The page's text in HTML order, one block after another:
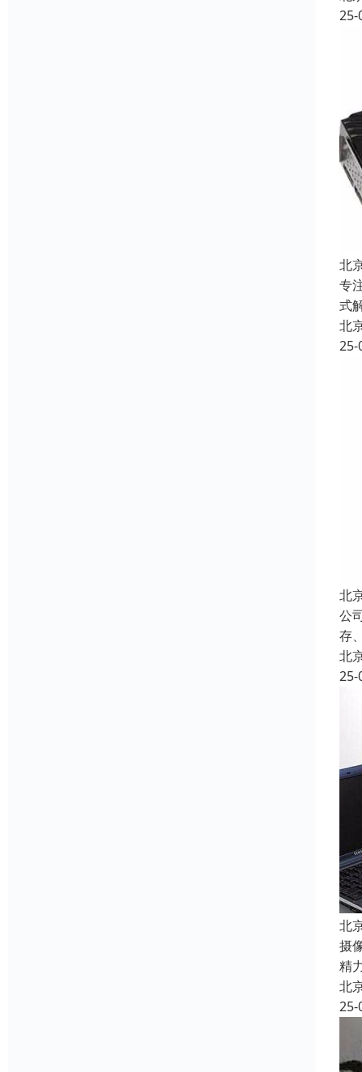
25-
北
专
式
北
25-
北
公
存
北
25-
北
摄
精
北
25-